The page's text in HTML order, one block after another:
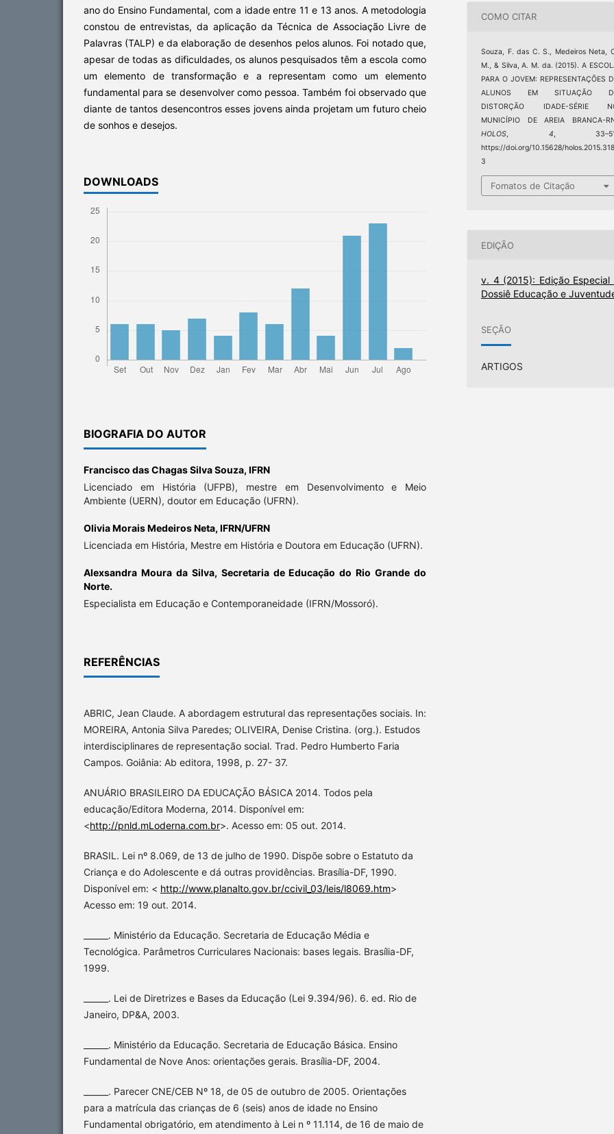
ano do Ensino Fundamental, com a idade entre 11 e 13 anos. A metodologia
constou de entrevistas, da aplicação da Técnica de Associação Livre de
Palavras (TALP) e da elaboração de desenhos pelos alunos. Foi notado que,
apesar de todas as dificuldades, os alunos pesquisados têm a escola como
um elemento de transformação e a representam como um elemento
fundamental para se desenvolver como pessoa. Também foi observado que
diante de tantos desencontros esses jovens ainda projetam um futuro cheio
de sonhos e desejos.
DOWNLOADS
BIOGRAFIA DO AUTOR
Francisco das Chagas Silva Souza, IFRN
Licenciado em História (UFPB), mestre em Desenvolvimento e Meio
Ambiente (UERN), doutor em Educação (UFRN).
Olivia Morais Medeiros Neta, IFRN/UFRN
Licenciada em História, Mestre em História e Doutora em Educação (UFRN).
Alexsandra Moura da Silva, Secretaria de Educação do Rio Grande do
Norte.
Especialista em Educação e Contemporaneidade (IFRN/Mossoró).
REFERÊNCIAS
ABRIC, Jean Claude. A abordagem estrutural das representações sociais. In:
MOREIRA, Antonia Silva Paredes; OLIVEIRA, Denise Cristina. (org.). Estudos
interdisciplinares de representação social. Trad. Pedro Humberto Faria
Campos. Goiânia: Ab editora, 1998, p. 27- 37.
ANUÁRIO BRASILEIRO DA EDUCAÇÃO BÁSICA 2014. Todos pela
educação/Editora Moderna, 2014. Disponível em:
<http://pnld.mLoderna.com.br>. Acesso em: 05 out. 2014.
BRASIL. Lei nº 8.069, de 13 de julho de 1990. Dispõe sobre o Estatuto da
Criança e do Adolescente e dá outras providências. Brasília-DF, 1990.
Disponível em: < http://www.planalto.gov.br/ccivil_03/leis/l8069.htm>
Acesso em: 19 out. 2014.
______. Ministério da Educação. Secretaria de Educação Média e
Tecnológica. Parâmetros Curriculares Nacionais: bases legais. Brasília-DF,
1999.
______. Lei de Diretrizes e Bases da Educação (Lei 9.394/96). 6. ed. Rio de
Janeiro, DP&A, 2003.
______. Ministério da Educação. Secretaria de Educação Básica. Ensino
Fundamental de Nove Anos: orientações gerais. Brasília-DF, 2004.
______. Parecer CNE/CEB Nº 18, de 05 de outubro de 2005. Orientações
para a matrícula das crianças de 6 (seis) anos de idade no Ensino
Fundamental obrigatório, em atendimento à Lei n º 11.114, de 16 de maio de
COMO CITAR
Souza, F. das C. S., Medeiros Neta,
M., & Silva, A. M. da. (2015). A
PARA O JOVEM: REPRESENTAÇÕES
ALUNOS EM SITUAÇÃO
DISTORÇÃO IDADE-SÉRIE
MUNICÍPIO DE AREIA BRANCA-
HOLOS
4 ,
https://doi.org/10.15628/holos.2015.318
3
Fomatos de Citação
EDIÇÃO
v. 4 (2015): Edição Especial
Dossiê Educação e
SEÇÃO
ARTIGOS